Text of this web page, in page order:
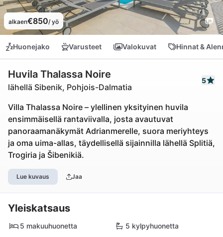
alkaen€850/ yö
Huonejako Varusteet Valokuvat Hinnat &
Huvila Thalassa Noire
lähellä Sibenik, Pohjois-Dalmatia
5
Villa Thalassa Noire – ylellinen yksityinen huvila
ensimmäisellä rantaviivalla, josta avautuvat
panoraamanäkymät Adrianmerelle, suora meriyhteys
ja oma uima-allas, täydellisellä sijainnilla lähellä Splitiä,
Trogiria ja Šibenikiä.
Lue kuvaus Jaa
Yleiskatsaus
5 makuuhuonetta
5 kylpyhuonetta